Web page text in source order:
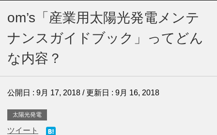
om’s「産業用太陽光発電メンテ
ナンスガイドブック」ってどん
な内容？
公開日 : 9月 17, 2018 / 更新日 : 9月 16, 2018
太陽光発電
ツイート